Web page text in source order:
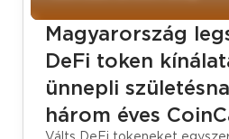
Magyarország
DeFi token
ünnepli
három éves